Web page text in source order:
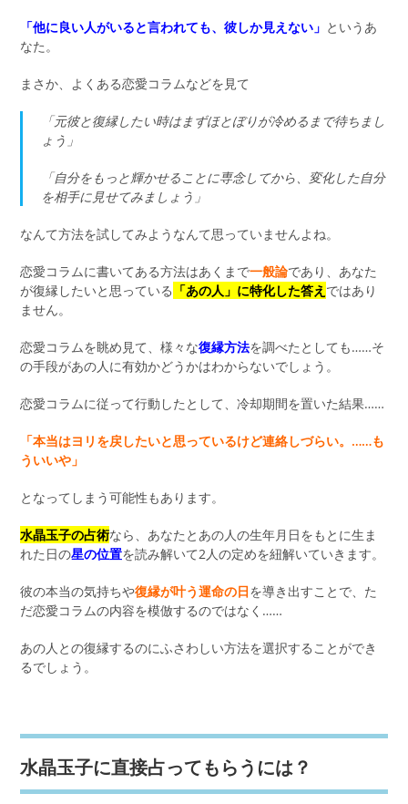
「他に良い人がいると言われても、彼しか見えない」 というあ
なた。
まさか、よくある恋愛コラムなどを見て
「元彼と復縁したい時はまずほとぼりが冷めるまで待ちまし
ょう」
「自分をもっと輝かせることに専念してから、変化した自分
を相手に見せてみましょう」
なんて方法を試してみようなんて思っていませんよね。
恋愛コラムに書いてある方法はあくまで一般論であり、あなた
が復縁したいと思っている 「あの人」に特化した答え ではあり
ません。
恋愛コラムを眺め見て、様々な復縁方法を調べたとしても……そ
の手段があの人に有効かどうかはわからないでしょう。
恋愛コラムに従って行動したとして、冷却期間を置いた結果……
「本当はヨリを戻したいと思っているけど連絡しづらい。……も
ういいや」
となってしまう可能性もあります。
水晶玉子の占術なら、あなたとあの人の生年月日をもとに生ま
れた日の星の位置を読み解いて2人の定めを紐解いていきます。
彼の本当の気持ちや復縁が叶う運命の日を導き出すことで、た
だ恋愛コラムの内容を模倣するのではなく……
あの人との復縁するのにふさわしい方法を選択することができ
るでしょう。
水晶玉子に直接占ってもらうには？